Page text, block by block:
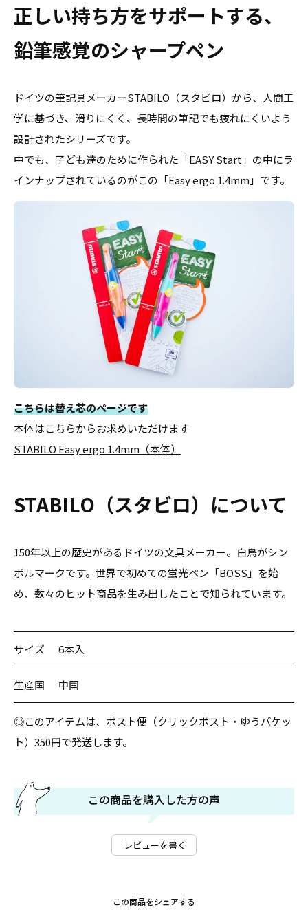
正しい持ち方をサポートする、
鉛筆感覚のシャープペン
ドイツの筆記具メーカーSTABILO（スタビロ）から、人間工
学に基づき、滑りにくく、長時間の筆記でも疲れにくいよう
設計されたシリーズです。
中でも、子ども達のために作られた「EASY Start」の中にラ
インナップされているのがこの「Easy ergo 1.4mm」です。
こちらは替え芯のページです
本体はこちらからお求めいただけます
STABILO Easy ergo 1.4mm（本体）
STABILO（スタビロ）について
150年以上の歴史があるドイツの文具メーカー。白鳥がシン
ボルマークです。世界で初めての蛍光ペン「BOSS」を始
め、数々のヒット商品を生み出したことで知られています。
サイズ 6本入
生産国 中国
◎このアイテムは、ポスト便（クリックポスト・ゆうパケッ
ト）350円で発送します。
この商品を購入した方の声
レビューを書く
この商品をシェアする